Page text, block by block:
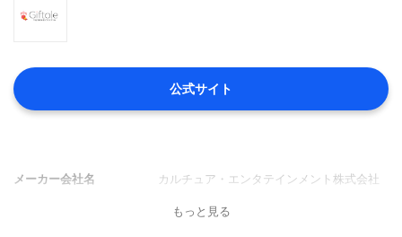
公式サイト
メーカー会社名 カルチュア・エンタテインメント株式会社
もっと見る